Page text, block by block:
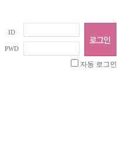
ID
PWD
자동 로그인